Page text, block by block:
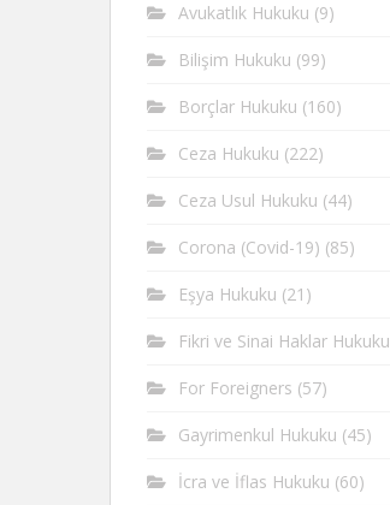
Avukatlık Hukuku (9)
Bilişim Hukuku (99)
Borçlar Hukuku (160)
Ceza Hukuku (222)
Ceza Usul Hukuku (44)
Corona (Covid-19) (85)
Eşya Hukuku (21)
Fikri ve Sinai Haklar Hukuku
For Foreigners (57)
Gayrimenkul Hukuku (45)
İcra ve İflas Hukuku (60)